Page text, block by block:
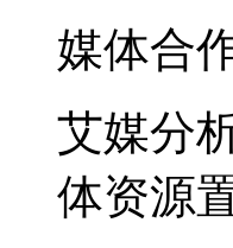
媒体合
艾媒分
体资源